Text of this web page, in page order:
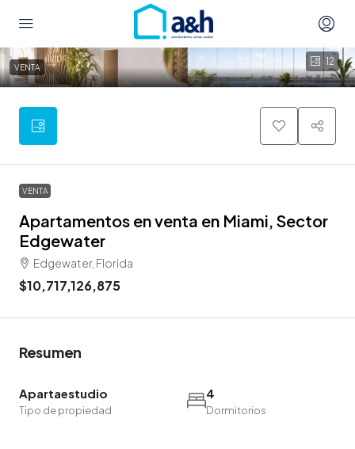
12
VENTA
VENTA
Apartamentos en venta en Miami, Sector
Edgewater
Edgewater, Florida
$10,717,126,875
Resumen
Apartaestudio
Tipo de propiedad
4
Dormitorios